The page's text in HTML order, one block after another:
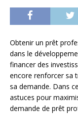
Obtenir un prêt
dans le
financer des
encore renforcer sa
sa demande. Dans
astuces pour
demande de prêt